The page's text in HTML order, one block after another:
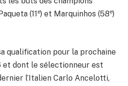
(11 e) et Marquinhos (58e)
qualification pour la prochaine
et dont le sélectionneur est
l’Italien Carlo Ancelotti,